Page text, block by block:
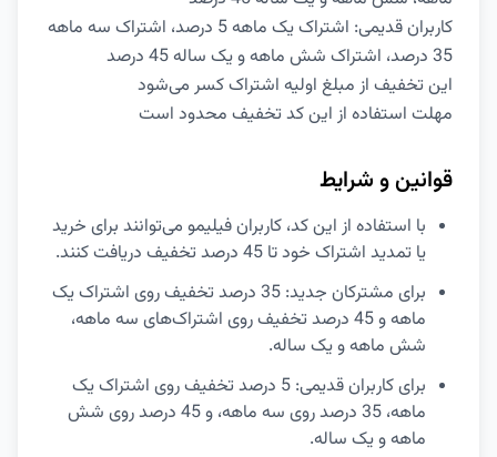
کاربران قدیمی: اشتراک یک ماهه 5 درصد، اشتراک سه ماهه
35 درصد، اشتراک شش ماهه و یک ساله 45 درصد
این تخفیف از مبلغ اولیه اشتراک کسر می‌شود
مهلت استفاده از این کد تخفیف محدود است
قوانین و شرایط
با استفاده از این کد، کاربران فیلیمو می‌توانند برای خرید
یا تمدید اشتراک خود تا 45 درصد تخفیف دریافت کنند.
برای مشترکان جدید: 35 درصد تخفیف روی اشتراک یک
ماهه و 45 درصد تخفیف روی اشتراک‌های سه ماهه،
شش ماهه و یک ساله.
برای کاربران قدیمی: 5 درصد تخفیف روی اشتراک یک
ماهه، 35 درصد روی سه ماهه، و 45 درصد روی شش
ماهه و یک ساله.